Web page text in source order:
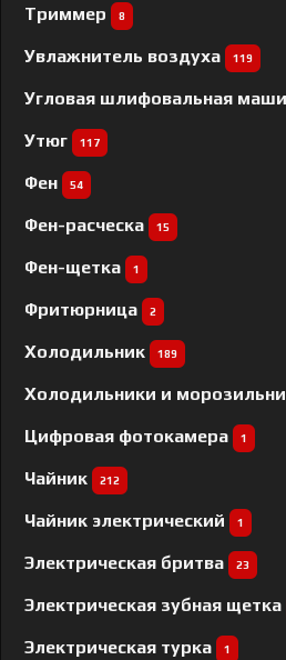
Триммер 8
Увлажнитель воздуха 119
Угловая шлифовальная
Утюг 117
Фен 54
Фен-расческа 15
Фен-щетка 1
Фритюрница 2
Холодильник 189
Холодильники и
Цифровая фотокамера 1
Чайник 212
Чайник электрический 1
Электрическая бритва 23
Электрическая зубная щетка
Электрическая турка 1